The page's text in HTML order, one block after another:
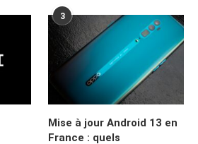
3
Mise à jour Android 13 en
France : quels